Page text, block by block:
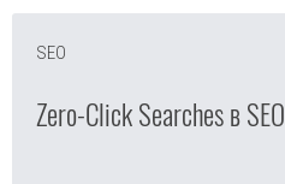
SEO
Zero-Click Searches в SEO